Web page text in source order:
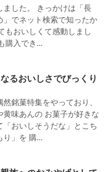
ました。 きっかけは「長
でネット検索で知ったか
もおいしくて感動しまし
購入でき...
るおいしさでびっくり
然銘菓特集をやっており、
黄味あんの お菓子が好きな
「おいしそうだな」とこち
り」を 購...